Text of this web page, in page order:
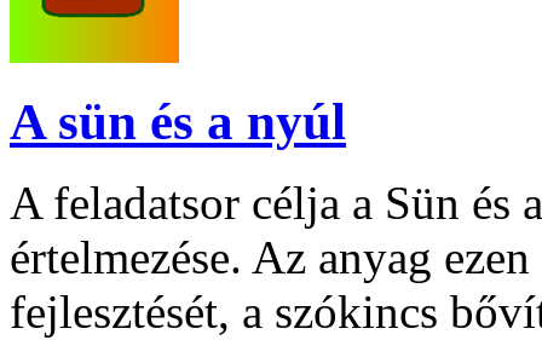
A sün és a nyúl
A feladatsor célja a Sün és
értelmezése. Az anyag
fejlesztését, a szókincs